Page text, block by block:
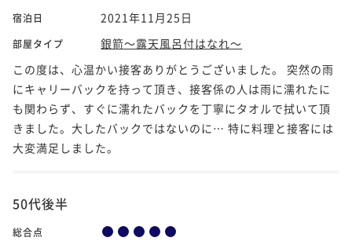
宿泊日 2021年11月25日
部屋タイプ
銀箭～露天風呂付はなれ～
この度は、心温かい接客ありがとうございました。 突然の雨
にキャリーバックを持って頂き、接客係の人は雨に濡れたに
も関わらず、すぐに濡れたバックを丁寧にタオルで拭いて頂
きました。大したバックではないのに… 特に料理と接客には
大変満足しました。
50代後半
総合点